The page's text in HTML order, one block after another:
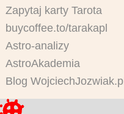
Zapytaj karty Tarota
buycoffee.to/tarakapl
Astro-analizy
AstroAkademia
Blog WojciechJozwiak.pl